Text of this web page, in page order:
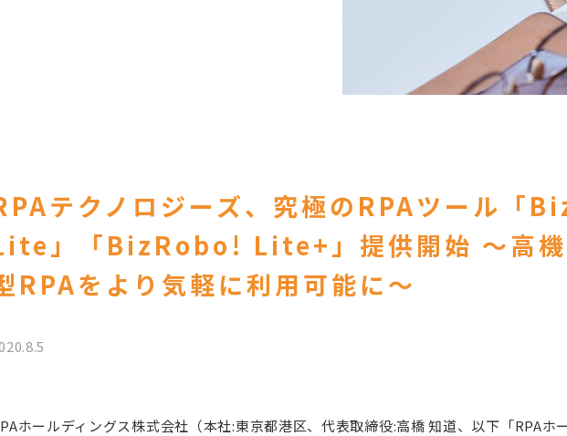
テクノロジーズ、究極のRPAツール「
」「BizRobo! Lite+」提供開始 ～高機
RPAをより気軽に利用可能に～
ホールディングス株式会社（本社:東京都港区、代表取締役:高橋 知道、以下「RPAホ